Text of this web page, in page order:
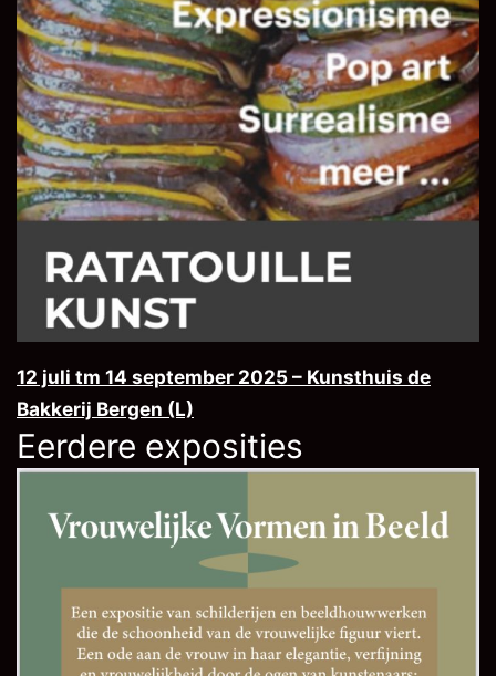
12 juli tm 14 september 2025 – Kunsthuis de
Bakkerij Bergen (L)
Eerdere exposities